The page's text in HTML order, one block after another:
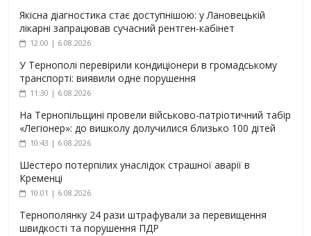
Якісна діагностика стає доступнішою: у Лановецькій
лікарні запрацював сучасний рентген-кабінет
12:00 | 6.08.2026
У Тернополі перевірили кондиціонери в громадському
транспорті: виявили одне порушення
11:30 | 6.08.2026
На Тернопільщині провели військово-патріотичний табір
«Легіонер»: до вишколу долучилися близько 100 дітей
10:43 | 6.08.2026
Шестеро потерпілих унаслідок страшної аварії в
Кременці
10:01 | 6.08.2026
Тернополянку 24 рази штрафували за перевищення
швидкості та порушення ПДР